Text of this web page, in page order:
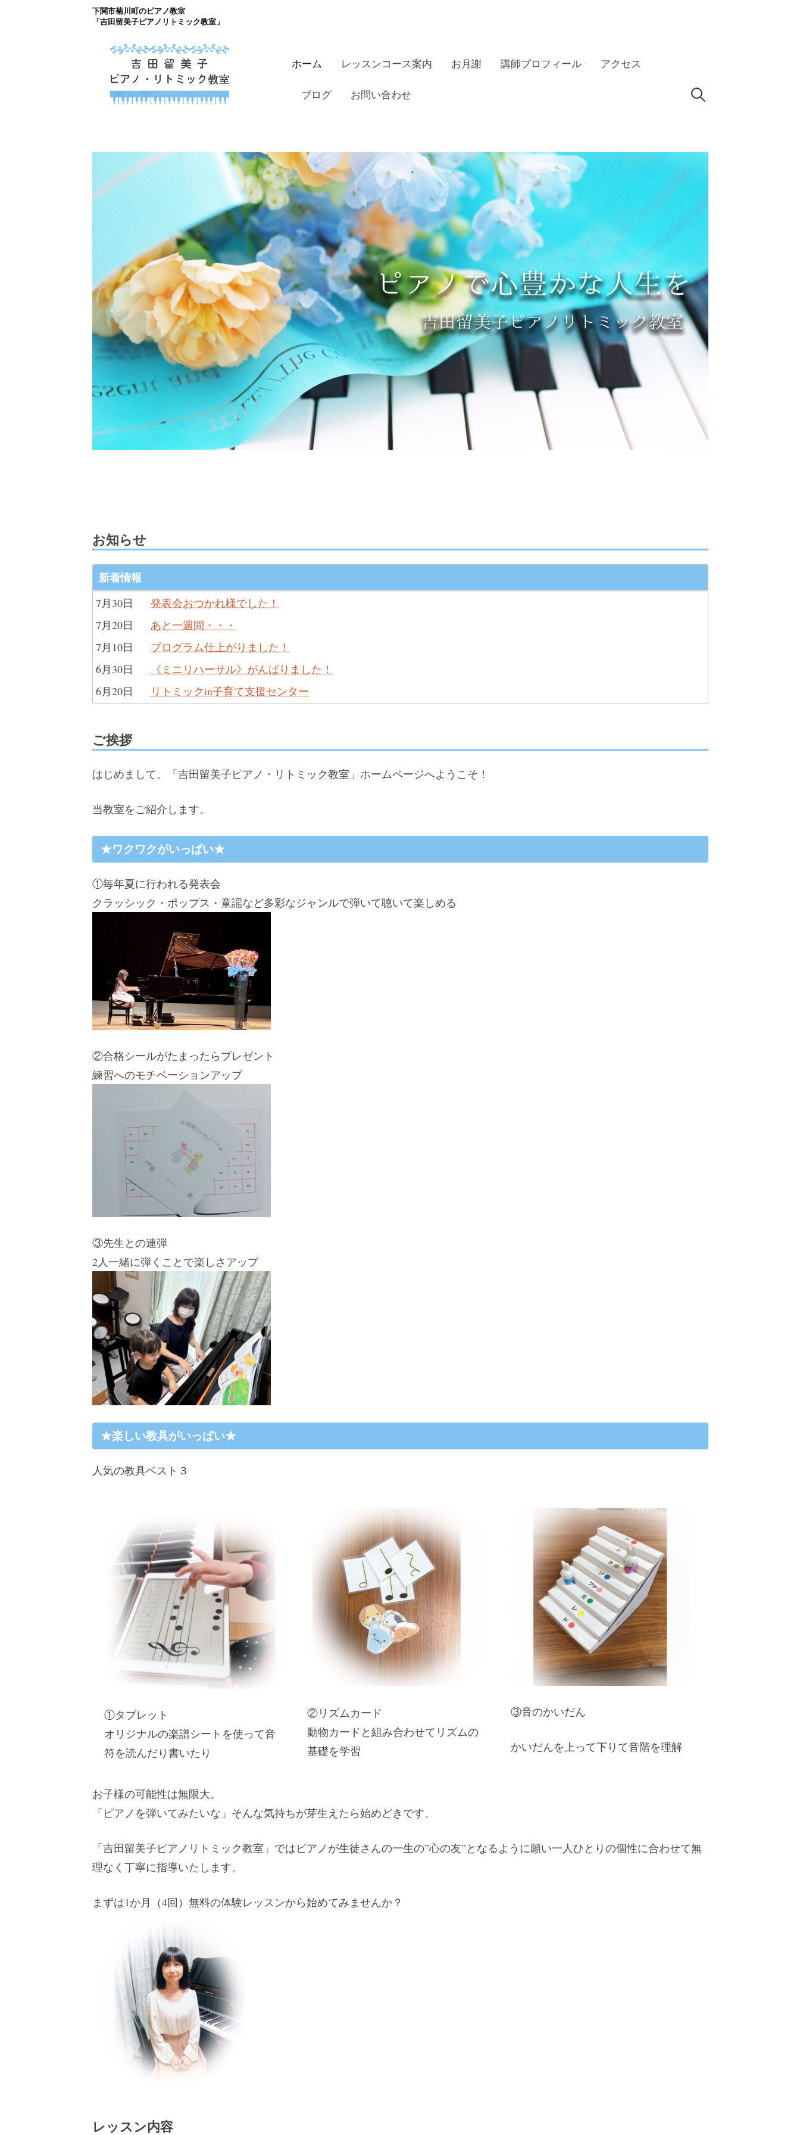
コ
プ
下関市菊川町のピアノ教室
「吉田留美子ピアノリトミック教室」
ホーム レッスンコース案内 お月謝 講師プロフィール アクセス
ブログ お問い合わせ 検
お知らせ
新着情報
7月30日
発表会おつかれ様でした！
7月20日
あと一週間・・・
7月10日
プログラム仕上がりました！
6月30日
《ミニリハーサル》がんばりました！
6月20日
リトミックin子育て支援センター
ご挨拶
はじめまして。「吉田留美子ピアノ・リトミック教室」ホームページへようこそ！
当教室をご紹介します。
★ワクワクがいっぱい★
①毎年夏に行われる発表会
クラッシック・ポップス・童謡など多彩なジャンルで弾いて聴いて楽しめる
②合格シールがたまったらプレゼント
練習へのモチベーションアップ
③先生との連弾
2人一緒に弾くことで楽しさアップ
★楽しい教具がいっぱい★
人気の教具ベスト３
①タブレット
オリジナルの楽譜シートを使って音
符を読んだり書いたり
②リズムカード
動物カードと組み合わせてリズムの
基礎を学習
③音のかいだん
かいだんを上って下りて音階を理解
お子様の可能性は無限大。
「ピアノを弾いてみたいな」そんな気持ちが芽生えたら始めどきです。
「吉田留美子ピアノリトミック教室」ではピアノが生徒さんの一生の”心の友”となるように願い一人ひとりの個性に合わせて無
理なく丁寧に指導いたします。
まずは1か月（4回）無料の体験レッスンから始めてみませんか？
レッスン内容